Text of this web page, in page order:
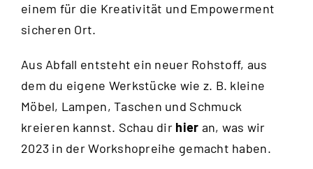
einem für die Kreativität und Empowerment
sicheren Ort.
Aus Abfall entsteht ein neuer Rohstoff, aus
dem du eigene Werkstücke wie z. B. kleine
Möbel, Lampen, Taschen und Schmuck
kreieren kannst. Schau dir hier an, was wir
2023 in der Workshopreihe gemacht haben.